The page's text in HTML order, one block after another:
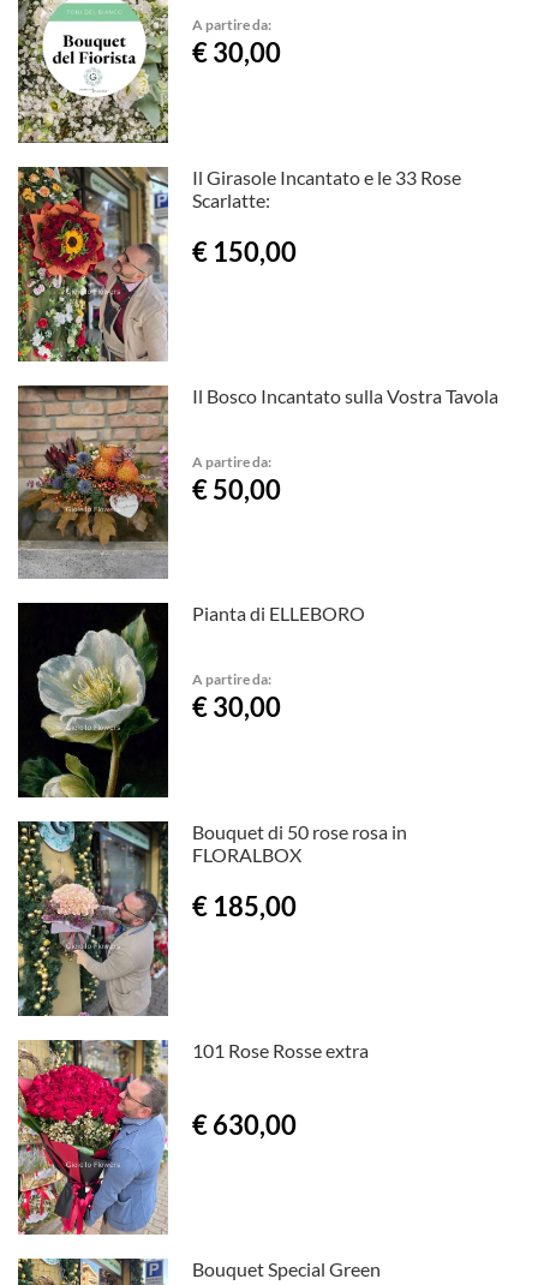
A partire da:
€ 30,00
Il Girasole Incantato e le 33 Rose
Scarlatte:
€ 150,00
Il Bosco Incantato sulla Vostra Tavola
A partire da:
€ 50,00
Pianta di ELLEBORO
A partire da:
€ 30,00
Bouquet di 50 rose rosa in
FLORALBOX
€ 185,00
101 Rose Rosse extra
€ 630,00
Bouquet Special Green